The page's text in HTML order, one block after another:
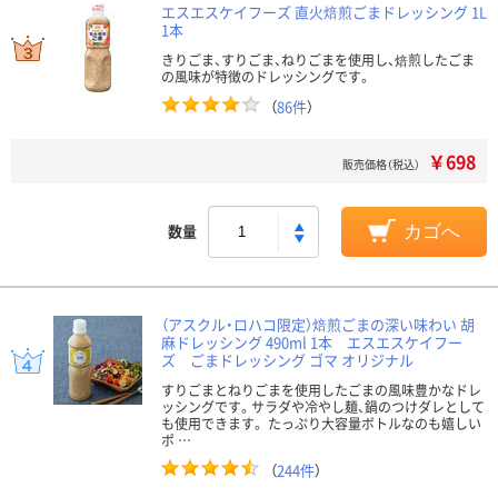
エスエスケイフーズ 直火焙煎ごまドレッシング 1L
1本
きりごま、すりごま、ねりごまを使用し、焙煎したごま
の風味が特徴のドレッシングです。
（86件）
販売価格（税込） ￥698
数量 カゴへ
（アスクル・ロハコ限定）焙煎ごまの深い味わい 胡
麻ドレッシング 490ml 1本 エスエスケイフー
ズ ごまドレッシング ゴマ オリジナル
すりごまとねりごまを使用したごまの風味豊かなドレ
ッシングです。サラダや冷やし麺、鍋のつけダレとして
も使用できます。 たっぷり大容量ボトルなのも嬉しい
ポ …
（244件）